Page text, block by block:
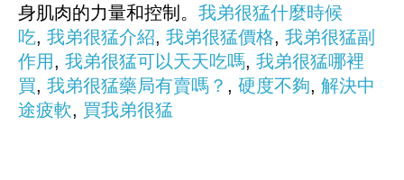
身肌肉的力量和控制。 我弟很猛什麼時候
吃, 我弟很猛介紹, 我弟很猛價格, 我弟很猛副
作用, 我弟很猛可以天天吃嗎, 我弟很猛哪裡
買, 我弟很猛藥局有賣嗎？ , 硬度不夠, 解決中
途疲軟, 買我弟很猛